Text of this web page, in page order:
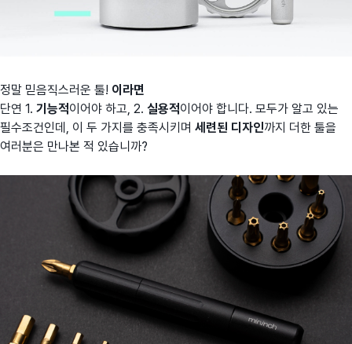
정말 믿음직스러운 툴! 이라면
단연 1. 기능적이어야 하고, 2. 실용적이어야 합니다. 모두가 알고 있는
필수조건인데, 이 두 가지를 충족시키며 세련된 디자인까지 더한 툴을
여러분은 만나본 적 있습니까?